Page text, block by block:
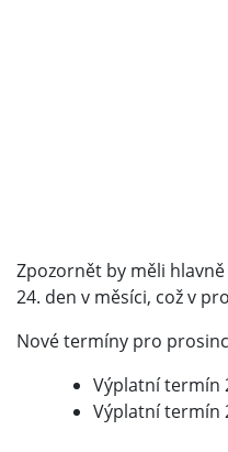
Zpozornět by měli
24. den v měsíci, což v
Nové termíny pro
Výplatní termín
Výplatní termín